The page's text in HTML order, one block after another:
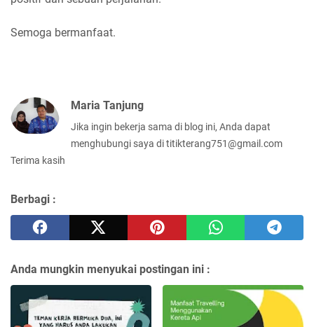
Semoga bermanfaat.
Maria Tanjung
Jika ingin bekerja sama di blog ini, Anda dapat
menghubungi saya di titikterang751@gmail.com
Terima kasih
Berbagi :
Anda mungkin menyukai postingan ini :